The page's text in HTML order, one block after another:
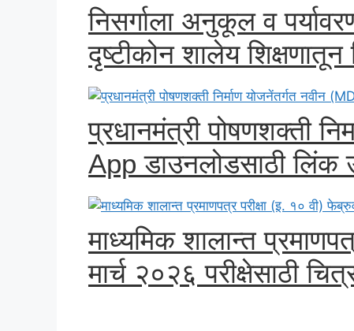
निसर्गाला अनुकूल व
दृष्टीकोन शालेय शिक्षणातून
प्रधानमंत्री पोषणशक्ती
App डाउनलोडसाठी
माध्यमिक शालान्त
मार्च २०२६ परीक्षेसाठी